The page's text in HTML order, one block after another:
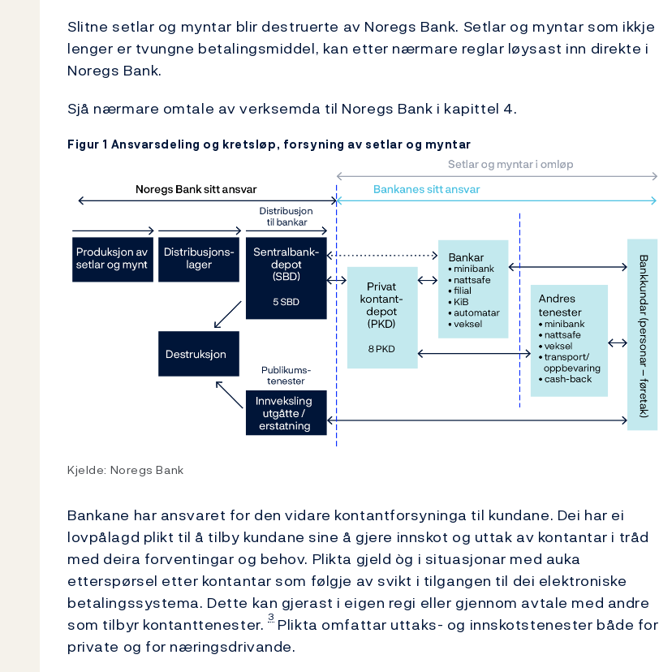
Slitne setlar og myntar blir destruerte av Noregs Bank. Setlar og myntar som ikkje
lenger er tvungne betalingsmiddel, kan etter nærmare reglar løysast inn direkte i
Noregs Bank.
Sjå nærmare omtale av verksemda til Noregs Bank i kapittel 4.
Figur 1 Ansvarsdeling og kretsløp, forsyning av setlar og myntar
Kjelde: Noregs Bank
Bankane har ansvaret for den vidare kontantforsyninga til kundane. Dei har ei
lovpålagd plikt til å tilby kundane sine å gjere innskot og uttak av kontantar i tråd
med deira forventingar og behov. Plikta gjeld òg i ­situasjonar med auka
etterspørsel etter kontantar som følgje av svikt i ­tilgangen til dei elektroniske
betalingssystema. Dette kan gjerast i eigen regi eller gjennom avtale med andre
som tilbyr kontanttenester. 3Plikta omfattar uttaks- og innskotstenester både for
private og for nærings­drivande.